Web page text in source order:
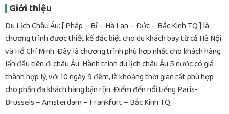
Giới thiệu
Du Lịch Châu Âu: [ Pháp – Bỉ – Hà Lan – Đức – Bắc Kinh TQ ] là
chương trình được thiết kế đặc biệt cho du khách bay từ cả Hà Nội
và Hồ Chí Minh. Đây là chương trình phù hợp nhất cho khách hàng
lần đầu tiên đi châu Âu. Hành trình du lịch châu Âu 5 nước có giá
thành hợp lý, với 10 ngày 9 đêm, là khoảng thời gian rất phù hợp
cho phần đa khách hàng bận rộn. Điểm đến nổi tiếng Paris-
Brussels – Amsterdam – Frankfurt – Bắc Kinh TQ